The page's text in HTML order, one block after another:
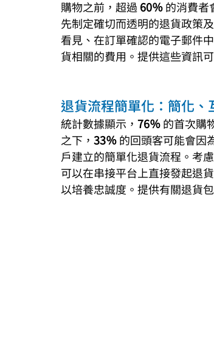
購物之前，超過 60％ 的消費者
先制定確切而透明的退貨政策
看見、在訂單確認的電子郵件
貨相關的費用。提供這些資訊
退貨流程簡單化：簡化、
統計數據顯示， 76％ 的首次購
之下， 33％ 的回頭客可能會因
戶建立的簡單化退貨流程。考
可以在串接平台上直接發起退
以培養忠誠度。提供有關退貨